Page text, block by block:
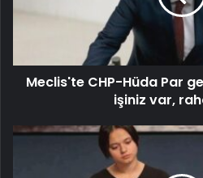
Meclis'te CHP-Hüda Par
işiniz var,